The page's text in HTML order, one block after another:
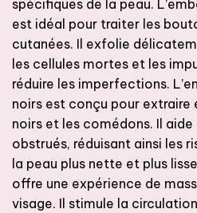
spécifiques de la peau.
est idéal pour traiter les
cutanées. Il exfolie
les cellules mortes et les
réduire les imperfections.
noirs est conçu pour extraire
noirs et les comédons. Il
obstrués, réduisant ainsi les
la peau plus nette et plus
offre une expérience de
visage. Il stimule la